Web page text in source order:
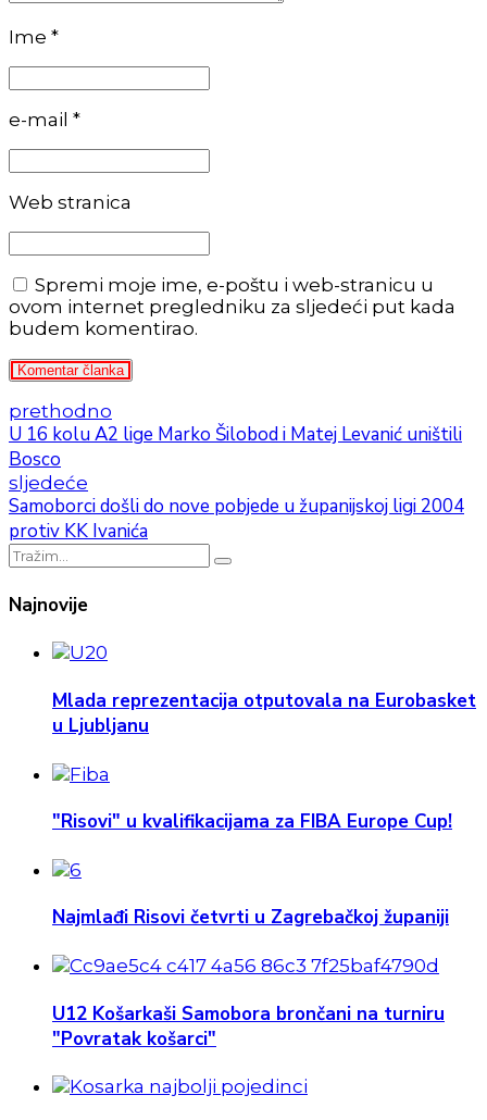
Ime *
e-mail *
Web stranica
Spremi moje ime, e-poštu i web-stranicu u
ovom internet pregledniku za sljedeći put kada
budem komentirao.
Komentar članka
prethodno
U 16 kolu A2 lige Marko Šilobod i Matej Levanić uništili
Bosco
sljedeće
Samoborci došli do nove pobjede u županijskoj ligi 2004
protiv KK Ivanića
Najnovije
Mlada reprezentacija otputovala na Eurobasket
u Ljubljanu
"Risovi" u kvalifikacijama za FIBA Europe Cup!
Najmlađi Risovi četvrti u Zagrebačkoj županiji
U12 Košarkaši Samobora brončani na turniru
"Povratak košarci"